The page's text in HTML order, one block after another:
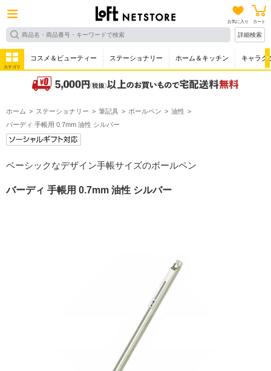
お気に入り カート
詳細検索
カテゴリ
コスメ＆ビューティー ステーショナリー ホーム＆キッチン キャラク
ホーム ステーショナリー 筆記具 ボールペン
油性
バーディ 手帳用 0.7mm 油性 シルバー
ベーシックなデザイン手帳サイズのボールペン
バーディ 手帳用 0.7mm 油性 シルバー